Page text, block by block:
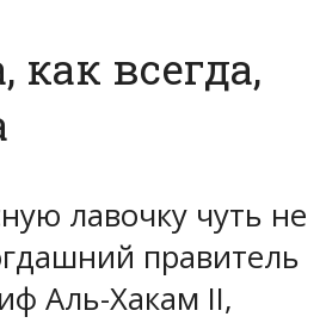
как всегда,
лавочку чуть не
правитель
Аль-Хакам II,